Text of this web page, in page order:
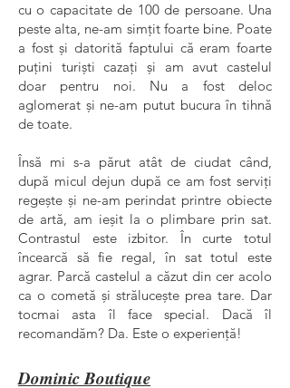
cu o capacitate de 100 de persoane. Una
peste alta, ne-am simțit foarte bine. Poate
a fost și datorită faptului că eram foarte
puțini turiști cazați și am avut castelul
doar pentru noi. Nu a fost deloc
aglomerat și ne-am putut bucura în tihnă
de toate.
Însă mi s-a părut atât de ciudat când,
după micul dejun după ce am fost serviți
regește și ne-am perindat printre obiecte
de artă, am ieșit la o plimbare prin sat.
Contrastul este izbitor. În curte totul
încearcă să fie regal, în sat totul este
agrar. Parcă castelul a căzut din cer acolo
ca o cometă și strălucește prea tare. Dar
tocmai asta îl face special. Dacă îl
recomandăm? Da. Este o experiență!
Dominic Boutique